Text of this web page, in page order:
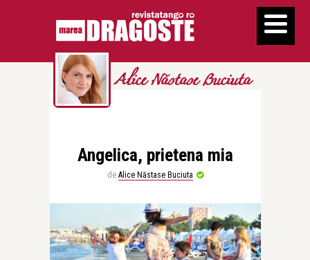
Alice Năstase Buciuta
Angelica, prietena mia
de Alice Năstase Buciuta